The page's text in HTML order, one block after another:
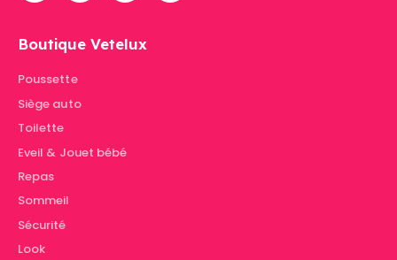
Boutique Vetelux
Poussette
Siège auto
Toilette
Eveil & Jouet bébé
Repas
Sommeil
Sécurité
Look